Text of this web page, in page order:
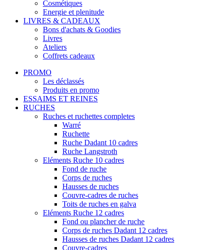
Cosmétiques
Energie et plenitude
LIVRES & CADEAUX
Bons d'achats & Goodies
Livres
Ateliers
Coffrets cadeaux
PROMO
Les déclassés
Produits en promo
ESSAIMS ET REINES
RUCHES
Ruches et ruchettes completes
Warré
Ruchette
Ruche Dadant 10 cadres
Ruche Langstroth
Eléments Ruche 10 cadres
Fond de ruche
Corps de ruches
Hausses de ruches
Couvre-cadres de ruches
Toits de ruches en galva
Eléments Ruche 12 cadres
Fond ou plancher de ruche
Corps de ruches Dadant 12 cadres
Hausses de ruches Dadant 12 cadres
Couvre-cadres